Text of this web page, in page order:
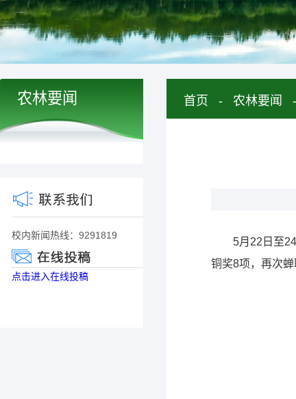
农林要闻
校内新闻热线：9291819
点击进入在线投稿
首页 - 农林要闻 -
5月22日至
铜奖8项，再次蝉